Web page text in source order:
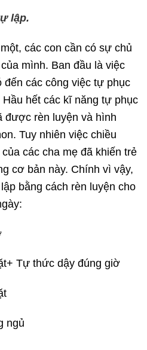
lập.
các con cần có sự chủ
mình. Ban đầu là việc
đến các công việc tự phục
hết các kĩ năng tự phục
được rèn luyện và hình
Tuy nhiên việc chiều
các cha mẹ đã khiến trẻ
cơ bản này. Chính vì vậy,
bằng cách rèn luyện cho
Tự thức dậy đúng giờ
ngủ